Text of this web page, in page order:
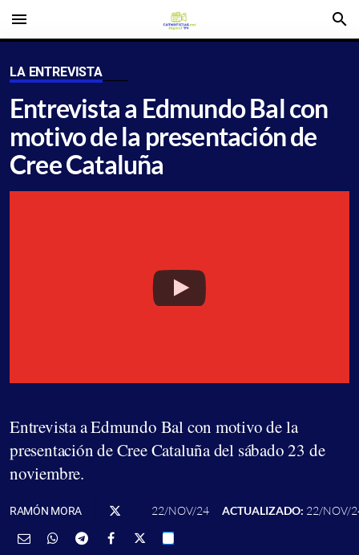
menu search
LA ENTREVISTA
Entrevista a Edmundo Bal con
motivo de la presentación de
Cree Cataluña
Entrevista a Edmundo Bal con motivo de la
presentación de Cree Cataluña del sábado 23 de
noviembre.
RAMÓN MORA 22/NOV/24 ACTUALIZADO: 22/NOV/